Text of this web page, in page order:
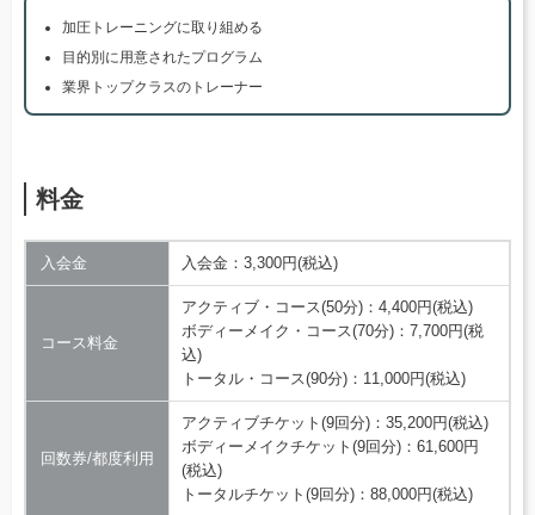
加圧トレーニングに取り組める
目的別に用意されたプログラム
業界トップクラスのトレーナー
料金
入会金 入会金：3,300円(税込)
コース料金
アクティブ・コース(50分)：4,400円(税込)
ボディーメイク・コース(70分)：7,700円(税
込)
トータル・コース(90分)：11,000円(税込)
回数券/都度利用
アクティブチケット(9回分)：35,200円(税込)
ボディーメイクチケット(9回分)：61,600円
(税込)
トータルチケット(9回分)：88,000円(税込)